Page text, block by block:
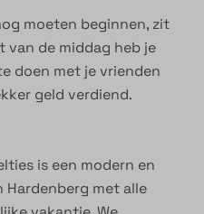
moeten beginnen, zit
van de middag heb je
doen met je vrienden
geld verdiend.
is een modern en
met alle